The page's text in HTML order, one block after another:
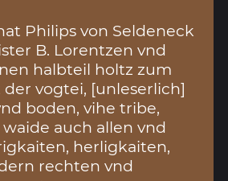
Philips von Seldeneck
B. Lorentzen vnd
halbteil holtz zum
vogtei, [unleserlich]
boden, vihe tribe,
auch allen vnd
herligkaiten,
rechten vnd